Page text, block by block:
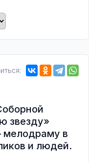
звезду»
мелодраму в
и людей.